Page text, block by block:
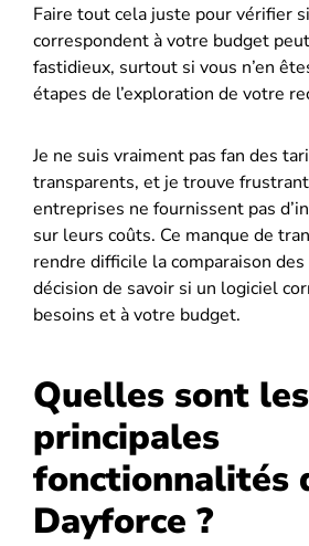
Faire tout cela juste pour vérifier
correspondent à votre budget
fastidieux, surtout si vous n’en
étapes de l’exploration de votre
Je ne suis vraiment pas fan des
transparents, et je trouve
entreprises ne fournissent pas
sur leurs coûts. Ce manque de
rendre difficile la comparaison
décision de savoir si un logiciel
besoins et à votre budget.
Quelles sont les
principales
fonctionnalités
Dayforce ?